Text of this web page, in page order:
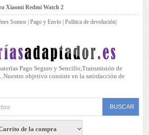
Xiaomi Redmi Watch 2
Somos |Pago y Envío |Política de devolución
Pago Seguro y Sencillo,Transmisión de
objetivo consiste en la satisfacción de
de la compra